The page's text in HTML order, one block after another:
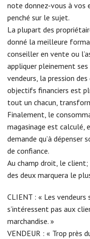
note donnez-vous à vos
penché sur le sujet.
La plupart des
donné la meilleure
conseiller en vente ou
appliquer pleinement
vendeurs, la pression
objectifs financiers est
tout un chacun,
Finalement, le
magasinage est calculé,
demande qu’à dépenser
de confiance.
Au champ droit, le client;
des deux marquera le
CLIENT : « Les
s’intéressent pas aux
marchandise. »
VENDEUR : « Trop près